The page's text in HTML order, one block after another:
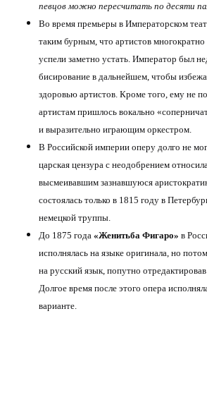
певцов можно пересчитать по десяти
Во время премьеры в Императорском
таким бурным, что артистов
успели заметно устать. Император был
бисирование в дальнейшем, чтобы
здоровью артистов. Кроме того, ему не
артистам пришлось вокально
и выразительно играющим оркестром.
В Российской империи оперу долго не
царская цензура с неодобрением
высмеивавшим зазнавшуюся
состоялась только в 1815 году в
немецкой труппы.
До 1875 года «Женитьба Фигаро» в
исполнялась на языке оригинала, но потом
на русский язык, попутно
Долгое время после этого опера
варианте.